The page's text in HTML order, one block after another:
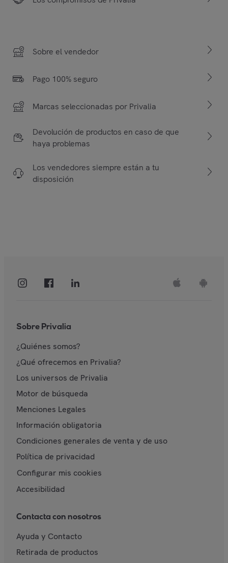
Sobre el vendedor
Pago 100% seguro
Marcas seleccionadas por Privalia
Devolución de productos en caso de que
haya problemas
Los vendedores siempre están a tu
disposición
Sobre Privalia
¿Quiénes somos?
¿Qué ofrecemos en Privalia?
Los universos de Privalia
Motor de búsqueda
Menciones Legales
Información obligatoria
Condiciones generales de venta y de uso
Política de privacidad
Configurar mis cookies
Accesibilidad
Contacta con nosotros
Ayuda y Contacto
Retirada de productos